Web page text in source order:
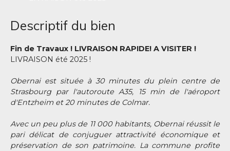
Descriptif du bien
Fin de Travaux ! LIVRAISON RAPIDE! A VISITER !
LIVRAISON été 2025 !
Obernai est située à 30 minutes du plein centre de
Strasbourg par l'autoroute A35, 15 min de l'aéroport
d'Entzheim et 20 minutes de Colmar.
Avec un peu plus de 11 000 habitants, Obernai réussit le
pari délicat de conjuguer attractivité économique et
préservation de son patrimoine. La commune profite